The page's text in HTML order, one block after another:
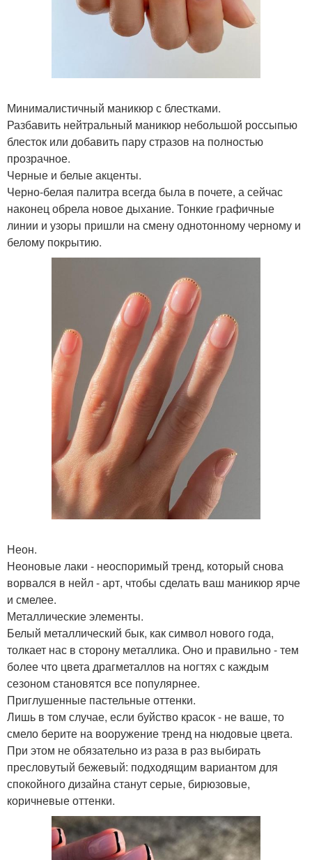
Минималистичный маникюр с блестками.
Разбавить нейтральный маникюр небольшой россыпью
блесток или добавить пару стразов на полностью
прозрачное.
Черные и белые акценты.
Черно-белая палитра всегда была в почете, а сейчас
наконец обрела новое дыхание. Тонкие графичные
линии и узоры пришли на смену однотонному черному и
белому покрытию.
Неон.
Неоновые лаки - неоспоримый тренд, который снова
ворвался в нейл - арт, чтобы сделать ваш маникюр ярче
и смелее.
Металлические элементы.
Белый металлический бык, как символ нового года,
толкает нас в сторону металлика. Оно и правильно - тем
более что цвета драгметаллов на ногтях с каждым
сезоном становятся все популярнее.
Приглушенные пастельные оттенки.
Лишь в том случае, если буйство красок - не ваше, то
смело берите на вооружение тренд на нюдовые цвета.
При этом не обязательно из раза в раз выбирать
пресловутый бежевый: подходящим вариантом для
спокойного дизайна станут серые, бирюзовые,
коричневые оттенки.